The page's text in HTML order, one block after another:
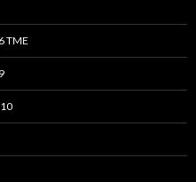
TME